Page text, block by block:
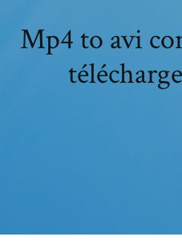
Mp4 to avi